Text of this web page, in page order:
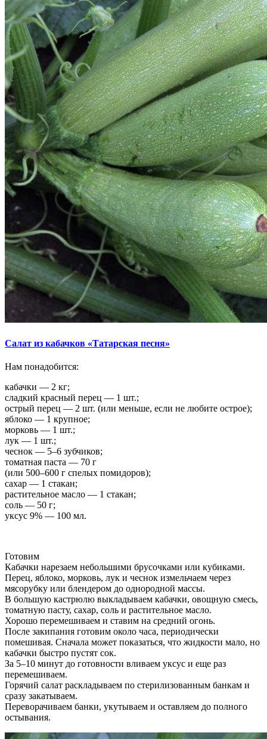
Салат из кабачков «Татарская песня»
Нам понадобится:
кабачки — 2 кг;
сладкий красный перец — 1 шт.;
острый перец — 2 шт. (или меньше, если не любите острое);
яблоко — 1 крупное;
морковь — 1 шт.;
лук — 1 шт.;
чеснок — 5–6 зубчиков;
томатная паста — 70 г
(или 500–600 г спелых помидоров);
сахар — 1 стакан;
растительное масло — 1 стакан;
соль — 50 г;
уксус 9% — 100 мл.
Готовим
Кабачки нарезаем небольшими брусочками или кубиками.
Перец, яблоко, морковь, лук и чеснок измельчаем через
мясорубку или блендером до однородной массы.
В большую кастрюлю выкладываем кабачки, овощную смесь,
томатную пасту, сахар, соль и растительное масло.
Хорошо перемешиваем и ставим на средний огонь.
После закипания готовим около часа, периодически
помешивая. Сначала может показаться, что жидкости мало, но
кабачки быстро пустят сок.
За 5–10 минут до готовности вливаем уксус и еще раз
перемешиваем.
Горячий салат раскладываем по стерилизованным банкам и
сразу закатываем.
Переворачиваем банки, укутываем и оставляем до полного
остывания.